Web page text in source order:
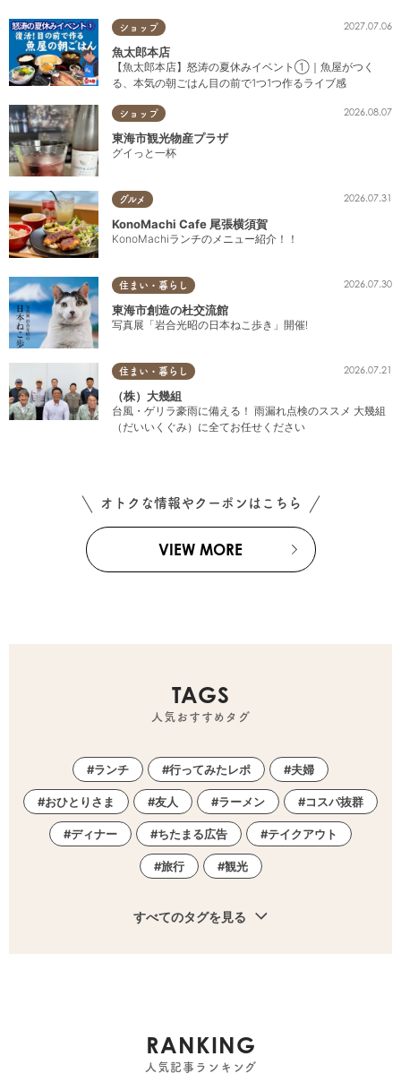
ショップ 2027.07.06
魚太郎本店
【魚太郎本店】怒涛の夏休みイベント①｜魚屋がつく
る、本気の朝ごはん目の前で1つ1つ作るライブ感
ショップ 2026.08.07
東海市観光物産プラザ
グイっと一杯
グルメ 2026.07.31
KonoMachi Cafe 尾張横須賀
KonoMachiランチのメニュー紹介！！
住まい・暮らし 2026.07.30
東海市創造の杜交流館
写真展「岩合光昭の日本ねこ歩き」開催!
住まい・暮らし 2026.07.21
（株）大幾組
台風・ゲリラ豪雨に備える！ 雨漏れ点検のススメ 大幾組
（だいいくぐみ）に全てお任せください
オトクな情報やクーポンはこちら
VIEW MORE
TAGS
人気おすすめタグ
ランチ 行ってみたレポ 夫婦
おひとりさま 友人 ラーメン コスパ抜群
ディナー ちたまる広告 テイクアウト
旅行 観光
すべてのタグを見る
RANKING
人気記事ランキング